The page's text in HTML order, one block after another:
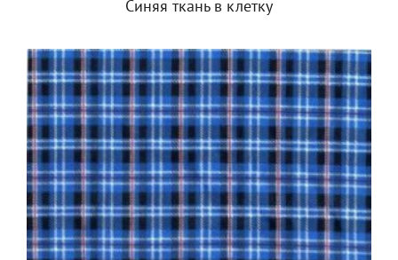
Синяя ткань в клетку